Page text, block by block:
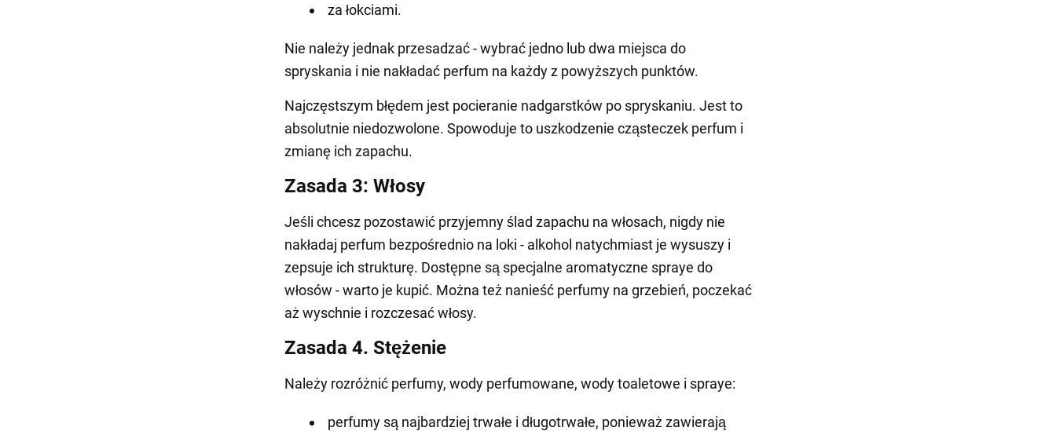
za łokciami.
Nie należy jednak przesadzać - wybrać jedno lub dwa miejsca do
spryskania i nie nakładać perfum na każdy z powyższych punktów.
Najczęstszym błędem jest pocieranie nadgarstków po spryskaniu. Jest to
absolutnie niedozwolone. Spowoduje to uszkodzenie cząsteczek perfum i
zmianę ich zapachu.
Zasada 3: Włosy
Jeśli chcesz pozostawić przyjemny ślad zapachu na włosach, nigdy nie
nakładaj perfum bezpośrednio na loki - alkohol natychmiast je wysuszy i
zepsuje ich strukturę. Dostępne są specjalne aromatyczne spraye do
włosów - warto je kupić. Można też nanieść perfumy na grzebień, poczekać
aż wyschnie i rozczesać włosy.
Zasada 4. Stężenie
Należy rozróżnić perfumy, wody perfumowane, wody toaletowe i spraye:
perfumy są najbardziej trwałe i długotrwałe, ponieważ zawierają